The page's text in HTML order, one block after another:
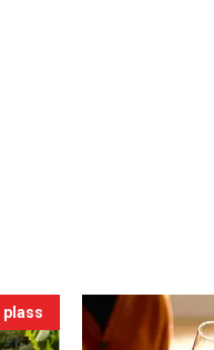
plass